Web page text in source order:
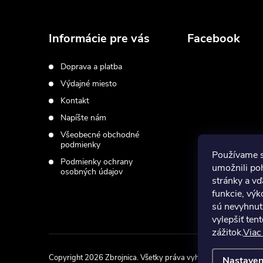
Používame
umožnili
stránky a
funkcie,
sú
vylepšiť
zážitok.
Informácie pre vás
Doprava a platba
Výdajné miesto
Kontakt
Napíšte nám
Všeobecné obchodné
podmienky
Podmienky ochrany
osobných údajov
Facebook
Copyright 2026Zbrojnica. Všetky práva vyhradené.Upraviť